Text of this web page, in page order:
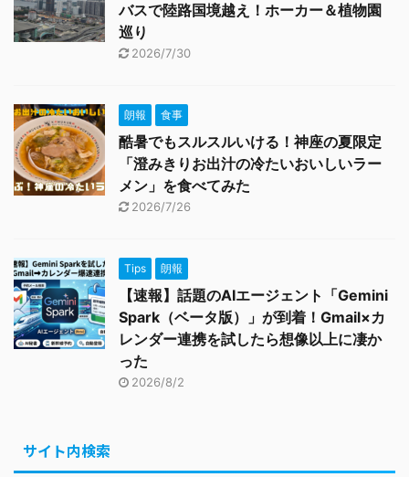
バスで陸路国境越え！ホーカー＆植物園
巡り
2026/7/30
朗報 食事
酷暑でもスルスルいける！神座の夏限定
「澄みきりお出汁の冷たいおいしいラー
メン」を食べてみた
2026/7/26
Tips 朗報
【速報】話題のAIエージェント「Gemini
Spark（ベータ版）」が到着！Gmail×カ
レンダー連携を試したら想像以上に凄か
った
2026/8/2
サイト内検索